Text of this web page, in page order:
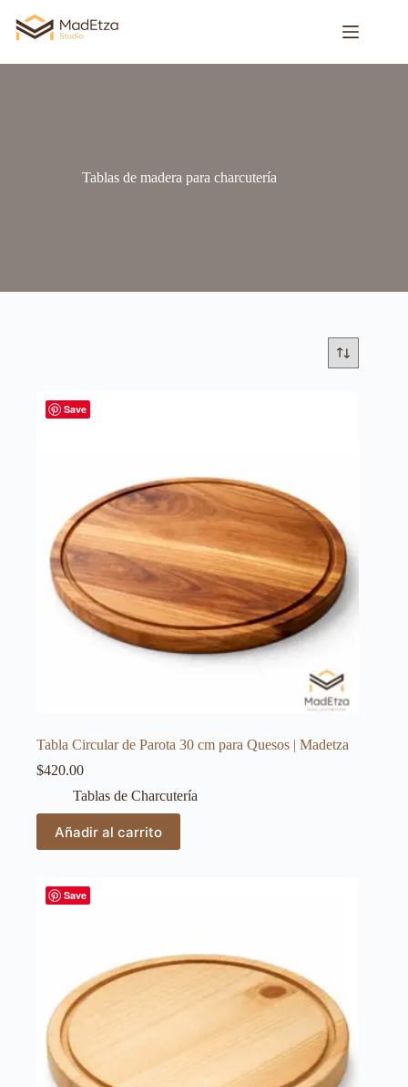
Tablas de madera para charcutería
Save
Tabla Circular de Parota 30 cm para Quesos | Madetza
$420.00
Tablas de Charcutería
Añadir al carrito
Save